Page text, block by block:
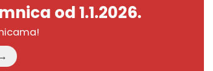
od 1.1.2026.
više →